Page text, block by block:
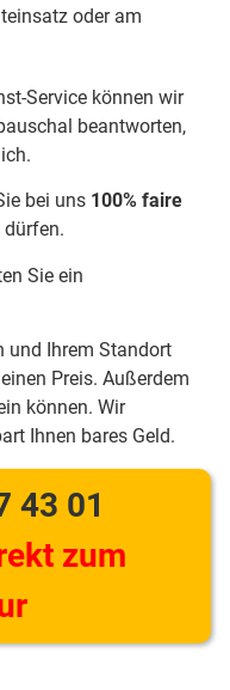
oder am
Service können wir
beantworten,
bei uns 100% faire
dürfen.
Sie ein
und Ihrem Standort
Preis. Außerdem
können. Wir
Ihnen bares Geld.
43 01
zum